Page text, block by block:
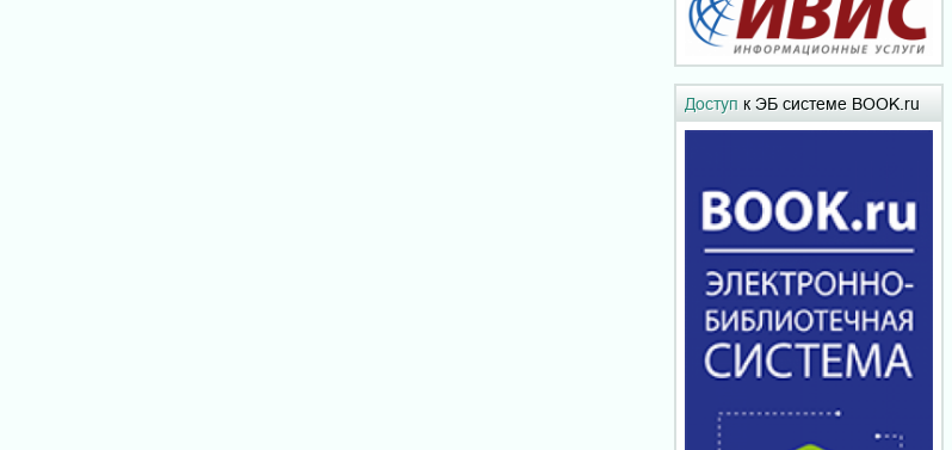
Доступ к ЭБ системе BOOK.ru